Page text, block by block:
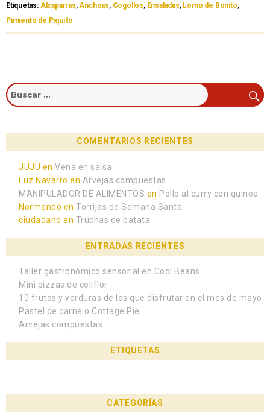
Etiquetas: Alcaparras,Anchoas, Cogollos, Ensaladas, Lomo de Bonito,
Pimiento de Piquillo
COMENTARIOS RECIENTES
JUJU enVena en salsa
Luz Navarro en Arvejas compuestas
MANIPULADOR DE ALIMENTOS en Pollo al curry con quinoa
Normando enTorrijas de Semana Santa
ciudadano en Truchas de batata
ENTRADAS RECIENTES
Taller gastronómico sensorial en Cool Beans
Mini pizzas de coliflor
10 frutas y verduras de las que disfrutar en el mes de mayo
Pastel de carne o Cottage Pie
Arvejas compuestas
ETIQUETAS
CATEGORÍAS